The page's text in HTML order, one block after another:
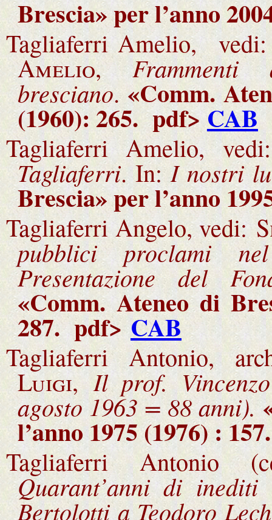
Brescia» per l’anno
Tagliaferri Amelio,
Amelio,Frammenti
bresciano. «Comm.
(1960): 265. pdf>CAB
Tagliaferri Amelio,
Tagliaferri. In:I nostri
Brescia» per l’anno
Tagliaferri Angelo, vedi:
pubblici proclami
Presentazione del
«Comm. Ateneo di
287.pdf>CAB
Tagliaferri Antonio,
Luigi, Il prof.
agosto 1963 = 88 anni).
l’anno 1975 (1976) : 157.
Tagliaferri Antonio
Quarant’anni di inediti
Bertolotti a Teodoro